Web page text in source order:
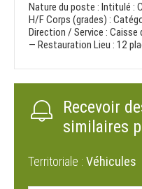
Nature du poste : Intitulé :
H/F Corps (grades) :
Direction / Service : Caisse
— Restauration Lieu : 12
Recevoir
similaires
Territoriale : Véhicules